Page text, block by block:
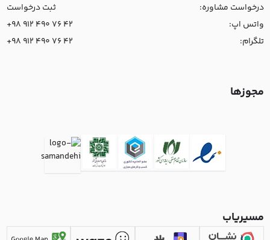
درخواست مشاوره:
ثبت درخواست
واتس اپ:
+98 912 490 76 42
تلگرام:
+98 912 490 76 42
مجوزها
مسیریاب